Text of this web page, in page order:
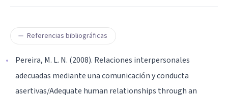
Referencias bibliográficas
Pereira, M. L. N. (2008). Relaciones interpersonales
adecuadas mediante una comunicación y conducta
asertivas/Adequate human relationships through an